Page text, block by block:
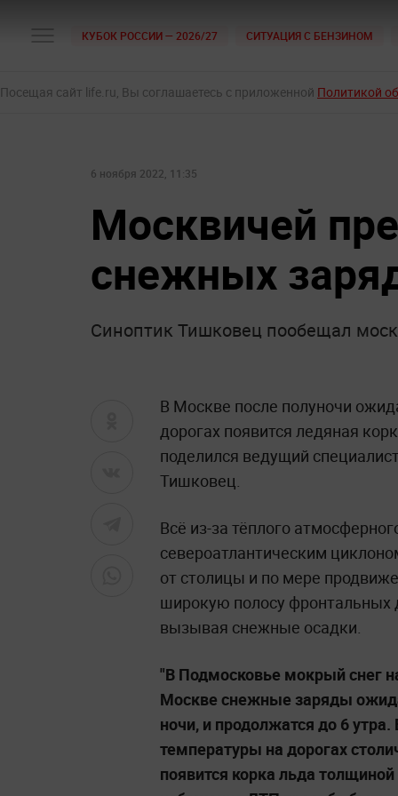
КУБОК РОССИИ — 2026/27 СИТУАЦИЯ С БЕНЗИНОМ
Посещая сайт life.ru, Вы соглашаетесь с приложенной Политикой
6 ноября 2022, 11:35
Москвичей
снежных
Синоптик Тишковец пообещал
В Москве после полуночи
дорогах появится ледяная
поделился ведущий
Тишковец.
Всё из-за тёплого
североатлантическим
от столицы и по мере
широкую полосу фронтальных
вызывая снежные осадки.
"В Подмосковье мокрый снег
Москве снежные заряды
ночи, и продолжатся до 6 утра.
температуры на дорогах
появится корка льда